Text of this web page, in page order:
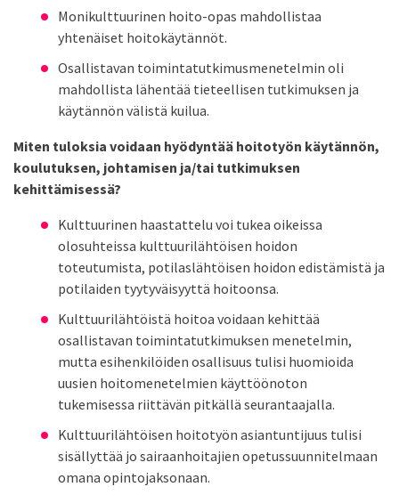
Monikulttuurinen hoito-opas mahdollistaa
yhtenäiset hoitokäytännöt.
Osallistavan toimintatutkimusmenetelmin oli
mahdollista lähentää tieteellisen tutkimuksen ja
käytännön välistä kuilua.
Miten tuloksia voidaan hyödyntää hoitotyön käytännön,
koulutuksen, johtamisen ja/tai tutkimuksen
kehittämisessä?
Kulttuurinen haastattelu voi tukea oikeissa
olosuhteissa kulttuurilähtöisen hoidon
toteutumista, potilaslähtöisen hoidon edistämistä ja
potilaiden tyytyväisyyttä hoitoonsa.
Kulttuurilähtöistä hoitoa voidaan kehittää
osallistavan toimintatutkimuksen menetelmin,
mutta esihenkilöiden osallisuus tulisi huomioida
uusien hoitomenetelmien käyttöönoton
tukemisessa riittävän pitkällä seurantaajalla.
Kulttuurilähtöisen hoitotyön asiantuntijuus tulisi
sisällyttää jo sairaanhoitajien opetussuunnitelmaan
omana opintojaksonaan.